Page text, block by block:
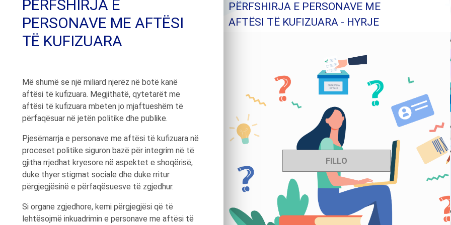
PËRFSHIRJA E
PERSONAVE ME AFTËSI
TË KUFIZUARA
Më shumë se një miliard njerëz në botë kanë
aftësi të kufizuara. Megjithatë, qytetarët me
aftësi të kufizuara mbeten jo mjaftueshëm të
përfaqësuar në jetën politike dhe publike.
Pjesëmarrja e personave me aftësi të kufizuara në
proceset politike siguron bazë për integrim në të
gjitha rrjedhat kryesore në aspektet e shoqërisë,
duke thyer stigmat sociale dhe duke rritur
përgjegjësinë e përfaqësuesve të zgjedhur.
Si organe zgjedhore, kemi përgjegjësi që të
lehtësojmë inkuadrimin e personave me aftësi të
PËRFSHIRJA E PERSONAVE ME
AFTËSI TË KUFIZUARA - HYRJE
FILLO